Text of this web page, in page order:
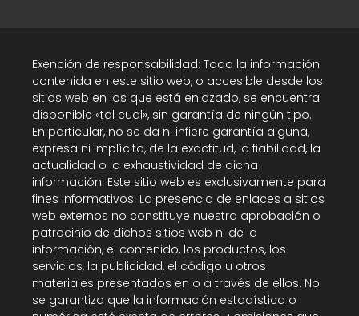
Exención de responsabilidad: Toda la información
contenida en este sitio web, o accesible desde los
sitios web en los que está enlazado, se encuentra
disponible «tal cual», sin garantía de ningún tipo.
En particular, no se da ni infiere garantía alguna,
expresa ni implícita, de la exactitud, la fiabilidad, la
actualidad o la exhaustividad de dicha
información. Este sitio web es exclusivamente para
fines informativos. La presencia de enlaces a sitios
web externos no constituye nuestra aprobación o
patrocinio de dichos sitios web ni de la
información, el contenido, los productos, los
servicios, la publicidad, el código u otros
materiales presentados en o a través de ellos. No
se garantiza que la información estadística o